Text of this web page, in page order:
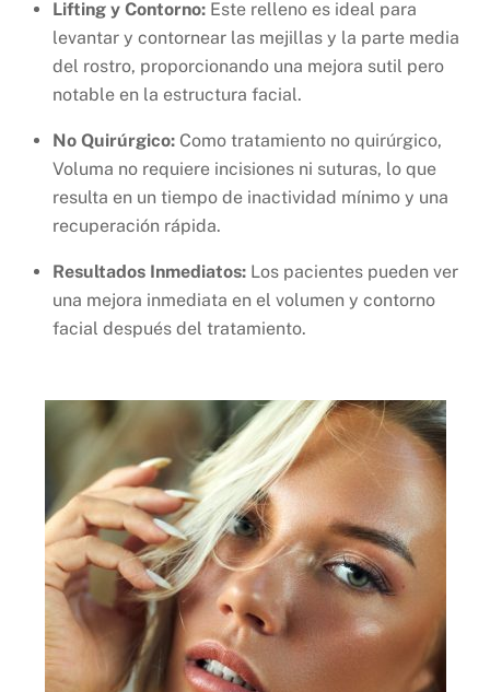
Lifting y Contorno: Este relleno es ideal para
levantar y contornear las mejillas y la parte media
del rostro, proporcionando una mejora sutil pero
notable en la estructura facial.
No Quirúrgico: Como tratamiento no quirúrgico,
Voluma no requiere incisiones ni suturas, lo que
resulta en un tiempo de inactividad mínimo y una
recuperación rápida.
Resultados Inmediatos: Los pacientes pueden ver
una mejora inmediata en el volumen y contorno
facial después del tratamiento.